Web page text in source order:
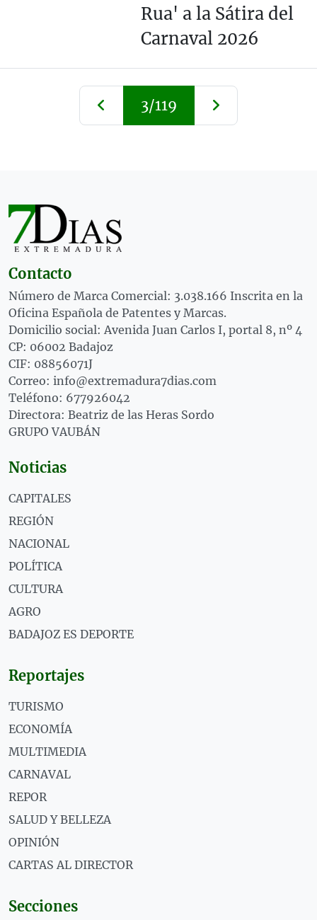
Rua' a la Sátira del
Carnaval 2026
3/119
Contacto
Número de Marca Comercial: 3.038.166 Inscrita en la
Oficina Española de Patentes y Marcas.
Domicilio social: Avenida Juan Carlos I, portal 8, nº 4
CP: 06002 Badajoz
CIF: 08856071J
Correo: info@extremadura7dias.com
Teléfono: 677926042
Directora: Beatriz de las Heras Sordo
GRUPO VAUBÁN
Noticias
CAPITALES
REGIÓN
NACIONAL
POLÍTICA
CULTURA
AGRO
BADAJOZ ES DEPORTE
Reportajes
TURISMO
ECONOMÍA
MULTIMEDIA
CARNAVAL
REPOR
SALUD Y BELLEZA
OPINIÓN
CARTAS AL DIRECTOR
Secciones